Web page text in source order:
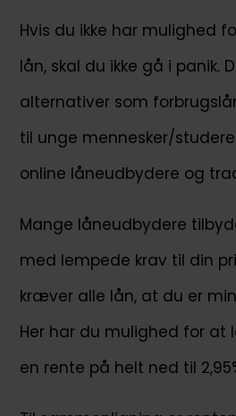
Hvis du ikke har mulighed
lån, skal du ikke gå i panik.
alternativer som
til unge mennesker/
online låneudbydere og
Mange låneudbydere
med lempede krav til din
kræver alle lån, at du er
Her har du mulighed for at
en rente på helt ned til